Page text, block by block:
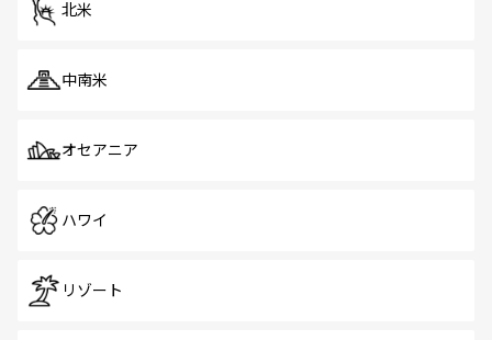
北米
中南米
オセアニア
ハワイ
リゾート